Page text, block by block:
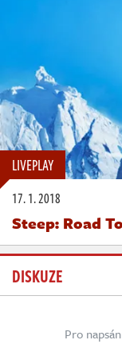
LIVEPLAY
17. 1. 2018
Steep: Road
DISKUZE
Pro